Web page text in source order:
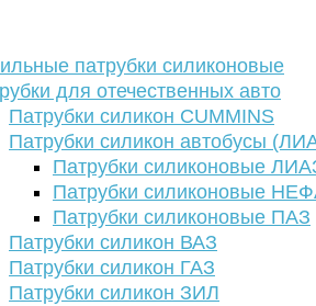
патрубки силиконовые
для отечественных авто
Патрубки силикон CUMMINS
Патрубки силикон автобусы
Патрубки силиконовые
Патрубки силиконовые
Патрубки силиконовые ПАЗ
Патрубки силикон ВАЗ
Патрубки силикон ГАЗ
Патрубки силикон ЗИЛ